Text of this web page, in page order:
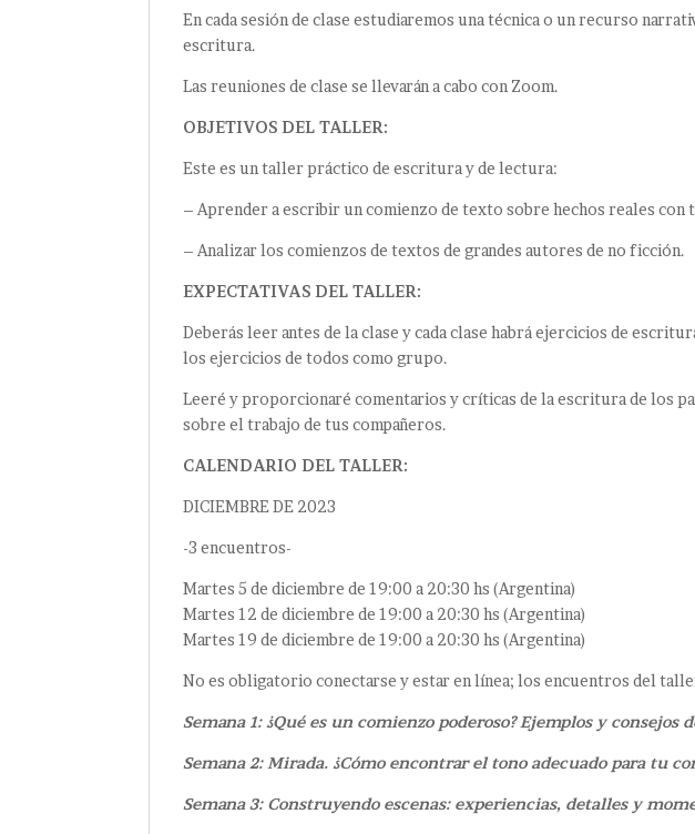
En cada sesión de clase estudiaremos una técnica o un recurso
escritura.
Las reuniones de clase se llevarán a cabo con Zoom.
OBJETIVOS DEL TALLER:
Este es un taller práctico de escritura y de lectura:
– Aprender a escribir un comienzo de texto sobre hechos reales
– Analizar los comienzos de textos de grandes autores de no ficción.
EXPECTATIVAS DEL TALLER:
Deberás leer antes de la clase y cada clase habrá ejercicios de
los ejercicios de todos como grupo.
Leeré y proporcionaré comentarios y críticas de la escritura de los
sobre el trabajo de tus compañeros.
CALENDARIO DEL TALLER:
DICIEMBRE DE 2023
-3 encuentros-
Martes 5 de diciembre de 19:00 a 20:30 hs (Argentina)
Martes 12 de diciembre de 19:00 a 20:30 hs (Argentina)
Martes 19 de diciembre de 19:00 a 20:30 hs (Argentina)
No es obligatorio conectarse y estar en línea; los encuentros del
Semana 1: ¿Qué es un comienzo poderoso? Ejemplos y consejos
Semana 2: Mirada. ¿Cómo encontrar el tono adecuado para tu
Semana 3: Construyendo escenas: experiencias, detalles y